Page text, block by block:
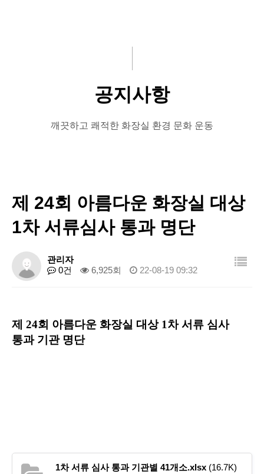
미운화장실
시민이뽑은Best&Worst
공지사항
깨끗하고 쾌적한 화장실 환경 문화 운동
제 24회 아름다운 화장실 대상
1차 서류심사 통과 명단
관리자
0건
6,925회 22-08-19 09:32
제 24회 아름다운 화장실 대상 1차 서류 심사
통과 기관 명단
1차 서류 심사 통과 기관별 41개소.xlsx (16.7K)